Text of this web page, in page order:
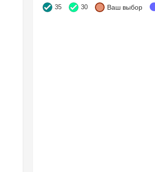
35 30 Ваш выбор